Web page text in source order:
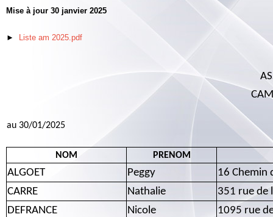
Mise à jour 30 janvier 2025
► Liste am 2025.pdf
au 30/01/2025
NOM PRENOM
ALGOET Peggy
16 Chemin
CARRE
Nathalie
351 rue de
DEFRANCE
Nicole
1095 rue